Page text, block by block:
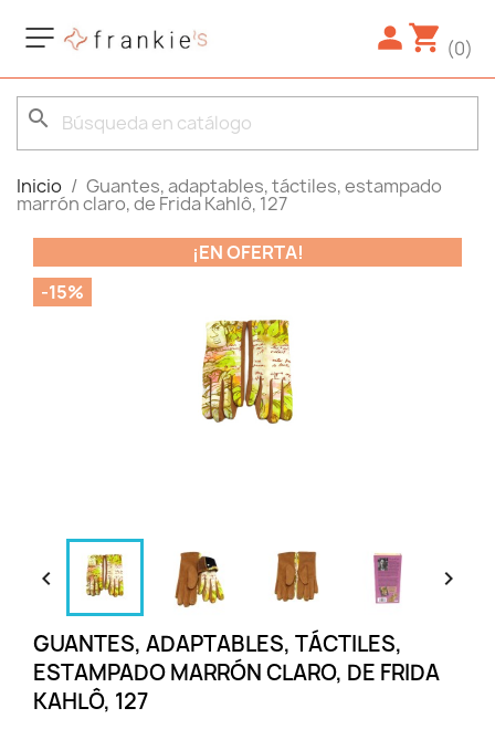
(0)
search
Inicio Guantes, adaptables, táctiles, estampado
marrón claro, de Frida Kahlô, 127
¡EN OFERTA!
-15%
 
GUANTES, ADAPTABLES, TÁCTILES,
ESTAMPADO MARRÓN CLARO, DE FRIDA
KAHLÔ, 127